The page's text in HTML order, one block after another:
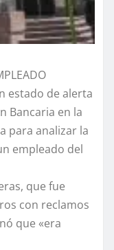
estado de alerta
Bancaria en la
para analizar la
empleado del
que fue
con reclamos
que «era